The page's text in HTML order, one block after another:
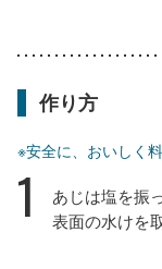
作り方
※安全に、おいしく
1
あじは塩を振
表面の水けを